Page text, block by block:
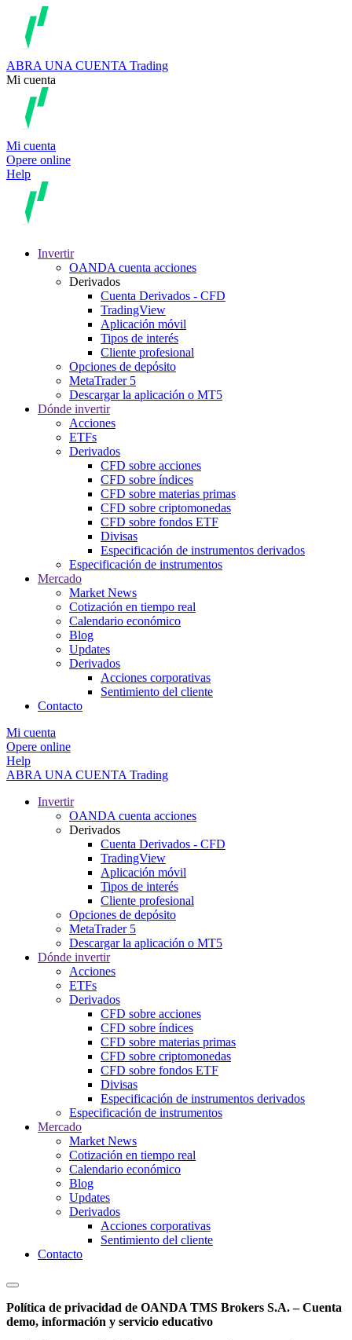
ABRA UNA CUENTA Trading
Mi cuenta
Mi cuenta
Opere online
Help
Invertir
OANDA cuenta acciones
Derivados
Cuenta Derivados - CFD
TradingView
Aplicación móvil
Tipos de interés
Cliente profesional
Opciones de depósito
MetaTrader 5
Descargar la aplicación o MT5
Dónde invertir
Acciones
ETFs
Derivados
CFD sobre acciones
CFD sobre índices
CFD sobre materias primas
CFD sobre criptomonedas
CFD sobre fondos ETF
Divisas
Especificación de instrumentos derivados
Especificación de instrumentos
Mercado
Market News
Cotización en tiempo real
Calendario económico
Blog
Updates
Derivados
Acciones corporativas
Sentimiento del cliente
Contacto
Mi cuenta
Opere online
Help
ABRA UNA CUENTA Trading
Invertir
OANDA cuenta acciones
Derivados
Cuenta Derivados - CFD
TradingView
Aplicación móvil
Tipos de interés
Cliente profesional
Opciones de depósito
MetaTrader 5
Descargar la aplicación o MT5
Dónde invertir
Acciones
ETFs
Derivados
CFD sobre acciones
CFD sobre índices
CFD sobre materias primas
CFD sobre criptomonedas
CFD sobre fondos ETF
Divisas
Especificación de instrumentos derivados
Especificación de instrumentos
Mercado
Market News
Cotización en tiempo real
Calendario económico
Blog
Updates
Derivados
Acciones corporativas
Sentimiento del cliente
Contacto
Política de privacidad de OANDA TMS Brokers S.A. – Cuenta
demo, información y servicio educativo